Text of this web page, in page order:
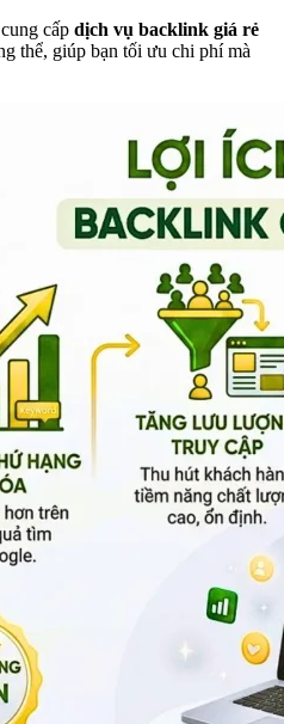
cấp dịch vụ backlink giá rẻ
thể, giúp bạn tối ưu chi phí mà